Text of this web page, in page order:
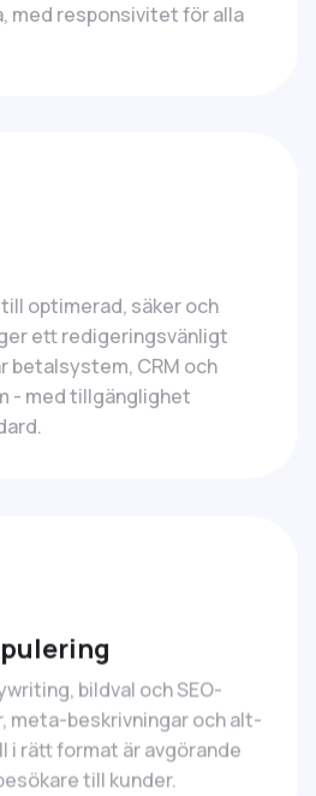
med responsivitet för alla
optimerad, säker och
ett redigeringsvänligt
betalsystem, CRM och
- med tillgänglighet
bildval och SEO-
meta-beskrivningar och alt-
i rätt format är avgörande
till kunder.